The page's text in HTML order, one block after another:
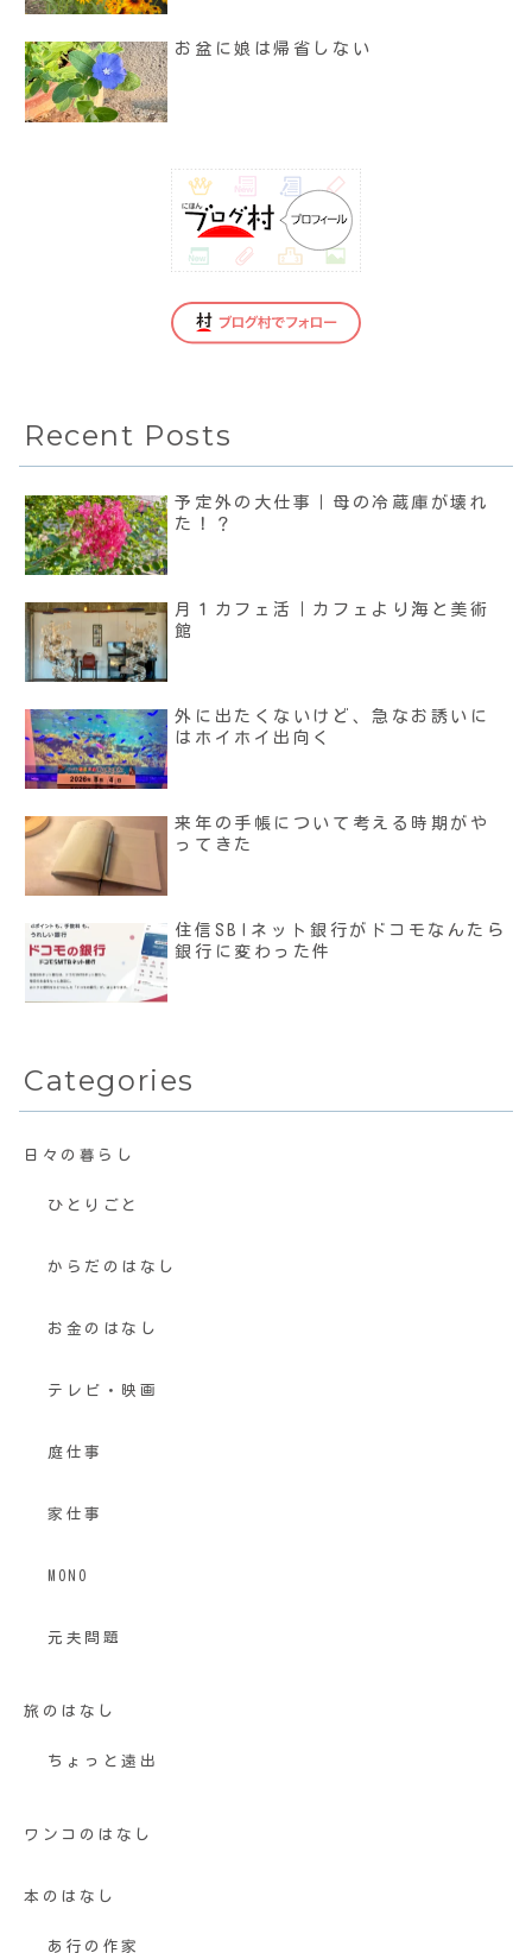
お盆に娘は帰省しない
Recent Posts
予定外の大仕事｜母の冷蔵庫が壊れ
た！？
月１カフェ活｜カフェより海と美術
館
外に出たくないけど、急なお誘いに
はホイホイ出向く
来年の手帳について考える時期がや
ってきた
住信SBIネット銀行がドコモなんたら
銀行に変わった件
Categories
日々の暮らし
ひとりごと
からだのはなし
お金のはなし
テレビ・映画
庭仕事
家仕事
MONO
元夫問題
旅のはなし
ちょっと遠出
ワンコのはなし
本のはなし
あ行の作家